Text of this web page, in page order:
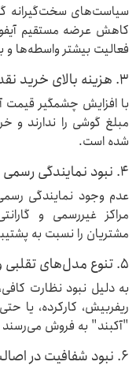
سیاست‌های سخت‌گیرانه
کاهش عرضه مستقیم
فعالیت بیشتر واسطه‌ها و
3. هزینه بالای خرید نقدی برای بسیاری از خریداران
با افزایش چشمگیر قیمت
مبلغ گوشی را ندارند و
شده است.
4. نبود نمایندگی رسمی برای خدمات پس از فروش
عدم وجود نمایندگی
مراکز غیررسمی و
مشتریان را نسبت به
5. تنوع مدل‌های تقلبی و ریفربیش در بازار
به دلیل نبود نظارت
ریفربیش، کارکرده، یا
"آکبند" به فروش
6. نبود شفافیت در اصالت کالا و ضمانت‌ها